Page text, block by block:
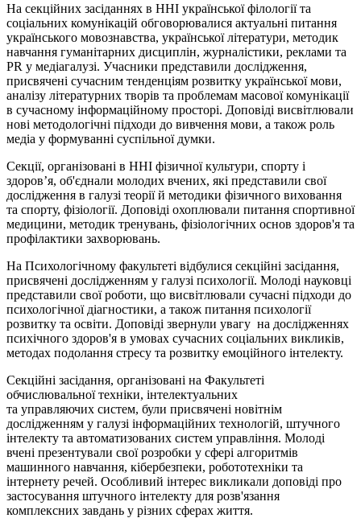
На секційних засіданнях в ННІ української філології та
соціальних комунікацій обговорювалися актуальні питання
українського мовознавства, української літератури, методик
навчання гуманітарних дисциплін, журналістики, реклами та
PR у медіагалузі. Учасники представили дослідження,
присвячені сучасним тенденціям розвитку української мови,
аналізу літературних творів та проблемам масової комунікації
в сучасному інформаційному просторі. Доповіді висвітлювали
нові методологічні підходи до вивчення мови, а також роль
медіа у формуванні суспільної думки.
Секції, організовані в ННІ фізичної культури, спорту і
здоров’я, об'єднали молодих вчених, які представили свої
дослідження в галузі теорії й методики фізичного виховання
та спорту, фізіології. Доповіді охоплювали питання спортивної
медицини, методик тренувань, фізіологічних основ здоров'я та
профілактики захворювань.
На Психологічному факультеті відбулися секційні засідання,
присвячені дослідженням у галузі психології. Молоді науковці
представили свої роботи, що висвітлювали сучасні підходи до
психологічної діагностики, а також питання психології
розвитку та освіти. Доповіді звернули увагу на дослідженнях
психічного здоров'я в умовах сучасних соціальних викликів,
методах подолання стресу та розвитку емоційного інтелекту.
Секційні засідання, організовані на Факультеті
обчислювальної техніки, інтелектуальних
та управляючих систем, були присвячені новітнім
дослідженням у галузі інформаційних технологій, штучного
інтелекту та автоматизованих систем управління. Молоді
вчені презентували свої розробки у сфері алгоритмів
машинного навчання, кібербезпеки, робототехніки та
інтернету речей. Особливий інтерес викликали доповіді про
застосування штучного інтелекту для розв'язання
комплексних завдань у різних сферах життя.